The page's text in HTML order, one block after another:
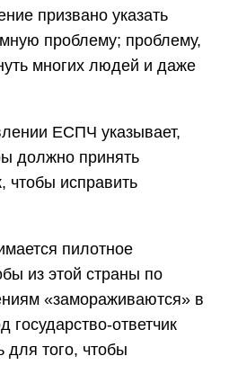
призвано указать
проблему; проблему,
многих людей и даже
ЕСПЧ указывает,
должно принять
чтобы исправить
пилотное
из этой страны по
«замораживаются» в
ответчик
для того, чтобы